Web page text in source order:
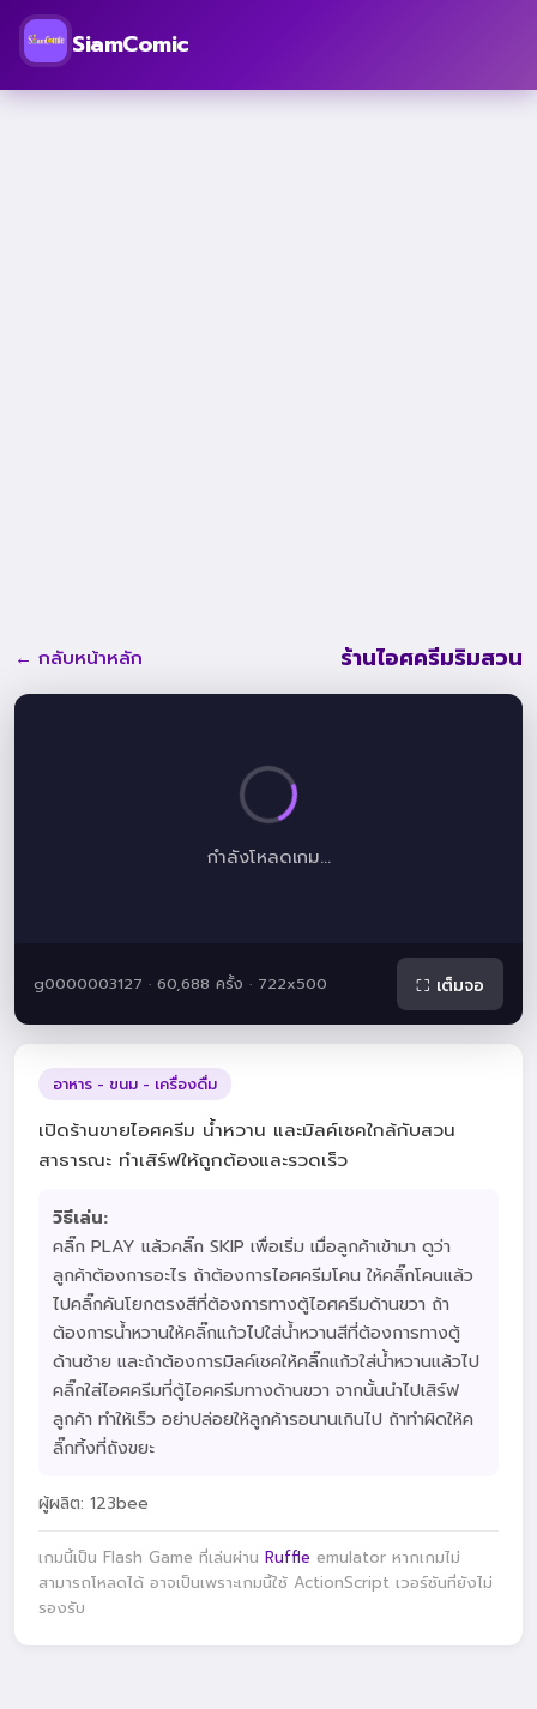
SiamComic
← กลับหน้าหลัก ร้านไอศครีมริมสวน
กำลังโหลดเกม...
g0000003127 · 60,688 ครั้ง · 722x500 ⛶ เต็มจอ
อาหาร - ขนม - เครื่องดื่ม
เปิดร้านขายไอศครีม น้ำหวาน และมิลค์เชคใกล้กับสวน
สาธารณะ ทำเสิร์ฟให้ถูกต้องและรวดเร็ว
วิธีเล่น:
คลิ๊ก PLAY แล้วคลิ๊ก SKIP เพื่อเริ่ม เมื่อลูกค้าเข้ามา ดูว่า
ลูกค้าต้องการอะไร ถ้าต้องการไอศครีมโคน ให้คลิ๊กโคนแล้ว
ไปคลิ๊กคันโยกตรงสีที่ต้องการทางตู้ไอศครีมด้านขวา ถ้า
ต้องการน้ำหวานให้คลิ๊กแก้วไปใส่น้ำหวานสีที่ต้องการทางตู้
ด้านซ้าย และถ้าต้องการมิลค์เชคให้คลิ๊กแก้วใส่น้ำหวานแล้วไป
คลิ๊กใส่ไอศครีมที่ตู้ไอศครีมทางด้านขวา จากนั้นนำไปเสิร์ฟ
ลูกค้า ทำให้เร็ว อย่าปล่อยให้ลูกค้ารอนานเกินไป ถ้าทำผิดให้ค
ลิ๊กทิ้งที่ถังขยะ
ผู้ผลิต: 123bee
เกมนี้เป็น Flash Game ที่เล่นผ่าน Ruffle emulator หากเกมไม่
สามารถโหลดได้ อาจเป็นเพราะเกมนี้ใช้ ActionScript เวอร์ชันที่ยังไม่
รองรับ